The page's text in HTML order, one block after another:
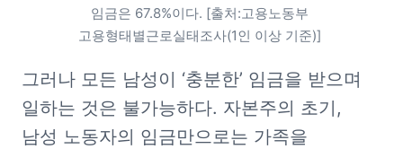
임금은 67.8%이다. [출처:고용노동부
고용형태별근로실태조사(1인 이상 기준)]
그러나 모든 남성이 ‘충분한’ 임금을 받으며
일하는 것은 불가능하다. 자본주의 초기,
남성 노동자의 임금만으로는 가족을